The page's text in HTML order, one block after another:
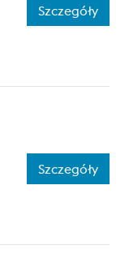
Szczegóły
Szczegóły